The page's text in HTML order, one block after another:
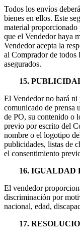
Todos los envíos
bienes en ellos. Este
material proporcionado
que el Vendedor haya
Vendedor acepta la
al Comprador de todos
asegurados.
15.
El Vendedor no hará
comunicado de prensa
de PO, su contenido o
previo por escrito del
nombre o el logotipo
publicidades, listas de
el consentimiento
16. IGUALDAD
El vendedor
discriminación por
nacional, edad,
17.